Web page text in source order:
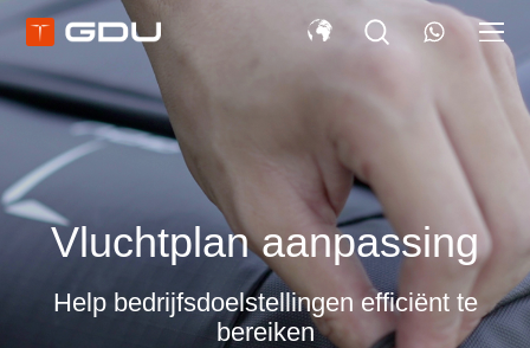
Vluchtplan aanpassing
Help bedrijfsdoelstellingen efficiënt te
bereiken